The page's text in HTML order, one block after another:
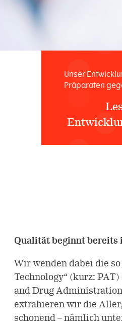
Unser
Präparaten
Qualität beginnt bereits
Wir wenden dabei die
Technology“ (kurz:
and Drug
extrahieren wir die
schonend – nämlich